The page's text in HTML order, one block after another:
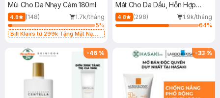
Mùi Cho Da Nhạy Cảm 180ml
4.8 (148)
1.7k/tháng
5%
Bill Klairs từ 299k Tặng Mặt Nạ
25ml (SL Có Hạn)
Mát Cho Da Dầu, Hỗn Hợp
400ml
4.8 (298)
1.9k/tháng
64%
-46 % -33 %